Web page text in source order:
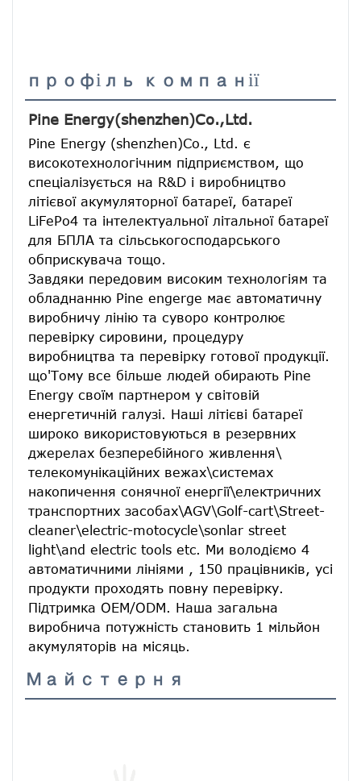
профіль компанії
Pine Energy(shenzhen)Co.,Ltd.
Pine Energy (shenzhen)Co., Ltd. є
високотехнологічним підприємством, що
спеціалізується на R&D і виробництво
літієвої акумуляторної батареї, батареї
LiFePo4 та інтелектуальної літальної батареї
для БПЛА та сільськогосподарського
обприскувача тощо.
Завдяки передовим високим технологіям та
обладнанню Pine engerge має автоматичну
виробничу лінію та суворо контролює
перевірку сировини, процедуру
виробництва та перевірку готової продукції.
що'Тому все більше людей обирають Pine
Energy своїм партнером у світовій
енергетичній галузі. Наші літієві батареї
широко використовуються в резервних
джерелах безперебійного живлення\
телекомунікаційних вежах\системах
накопичення сонячної енергії\електричних
транспортних засобах\AGV\Golf-cart\Street-
cleaner\electric-motocycle\sonlar street
light\and electric tools etc. Ми володіємо 4
автоматичними лініями , 150 працівників, усі
продукти проходять повну перевірку.
Підтримка OEM/ODM. Наша загальна
виробнича потужність становить 1 мільйон
акумуляторів на місяць.
Майстерня